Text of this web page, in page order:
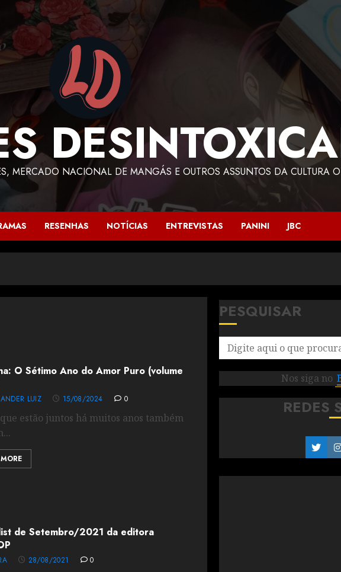
MERCADO NACIONAL DE MANGÁS E OUTROS ASSUNTOS DA CULTURA
RESENHAS NOTÍCIAS ENTREVISTAS PANINI JBC
O Sétimo Ano do Amor Puro (volume
LUIZ 15/08/2024 0
que estão juntos há muitos anos também
de Setembro/2021 da editora
28/08/2021 0
PESQUISAR
Nos siga no
REDES